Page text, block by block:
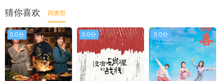
猜你喜欢 同类型
0.0分 0.0分 0.0分